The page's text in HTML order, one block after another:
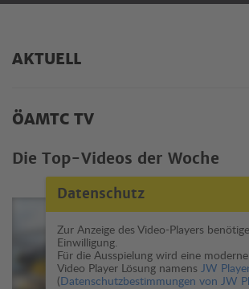
AKTUELL
ÖAMTC TV
Die Top-Videos der Woche
Datenschutz
Zur Anzeige des Video-Players
Einwilligung.
Für die Ausspielung wird eine
Video Player Lösung namens JW
(Datenschutzbestimmungen von JW